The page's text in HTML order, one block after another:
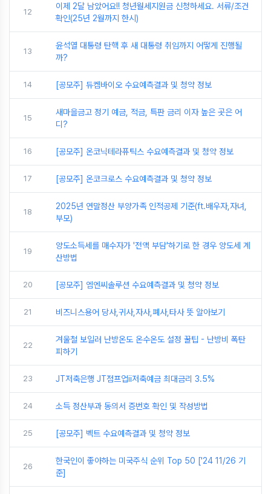
12
이제 2달 남았어요!! 청년월세지원금 신청하세요. 서류/조건
확인(25년 2월까지 한시)
13
윤석열 대통령 탄핵 후 새 대통령 취임까지 어떻게 진행될
까?
14 [공모주] 듀켐바이오 수요예측결과 및 청약 정보
15
새마을금고 정기 예금, 적금, 특판 금리 이자 높은 곳은 어
디?
16 [공모주] 온코닉테라퓨틱스 수요예측결과 및 청약 정보
17 [공모주] 온코크로스 수요예측결과 및 청약 정보
18
2025년 연말정산 부양가족 인적공제 기준(ft.배우자,자녀,
부모)
19
양도소득세를 매수자가 '전액 부담'하기로 한 경우 양도세 계
산방법
20 [공모주] 엠엔씨솔루션 수요예측결과 및 청약 정보
21 비즈니스용어 당사,귀사,자사,폐사,타사 뜻 알아보기
22
겨울철 보일러 난방온도 온수온도 설정 꿀팁 - 난방비 폭탄
피하기
23 JT저축은행 JT점프업ii저축예금 최대금리 3.5%
24 소득 정산부과 동의서 증번호 확인 및 작성방법
25 [공모주] 벡트 수요예측결과 및 청약 정보
26
한국인이 좋아하는 미국주식 순위 Top 50 ['24 11/26 기
준]